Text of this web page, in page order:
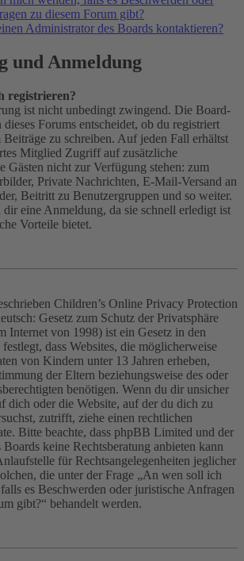
zu diesem Forum gibt?
Administrator des Boards kontaktieren?
und Anmeldung
registrieren?
ist nicht unbedingt zwingend. Die Board-
Forums entscheidet, ob du registriert
Beiträge zu schreiben. Auf jeden Fall erhältst
Mitglied Zugriff auf zusätzliche
Gästen nicht zur Verfügung stehen: zum
Private Nachrichten, E-Mail-Versand an
Beitritt zu Benutzergruppen und so weiter.
eine Anmeldung, da sie schnell erledigt ist
Vorteile bietet.
Children’s Online Privacy Protection
Gesetz zum Schutz der Privatsphäre
Internet von 1998) ist ein Gesetz in den
dass Websites, die möglicherweise
von Kindern unter 13 Jahren erheben,
der Eltern beziehungsweise des oder
benötigen. Wenn du dir unsicher
dich oder die Website, auf der du dich zu
zutrifft, ziehe einen rechtlichen
Bitte beachte, dass phpBB Limited und der
Boards keine Rechtsberatung anbieten kann
für Rechtsangelegenheiten jeglicher
die unter der Frage „An wen soll ich
es Beschwerden oder juristische Anfragen
gibt?“ behandelt werden.